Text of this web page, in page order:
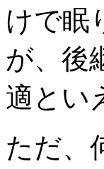
けで眠
が、後
適とい
ただ、